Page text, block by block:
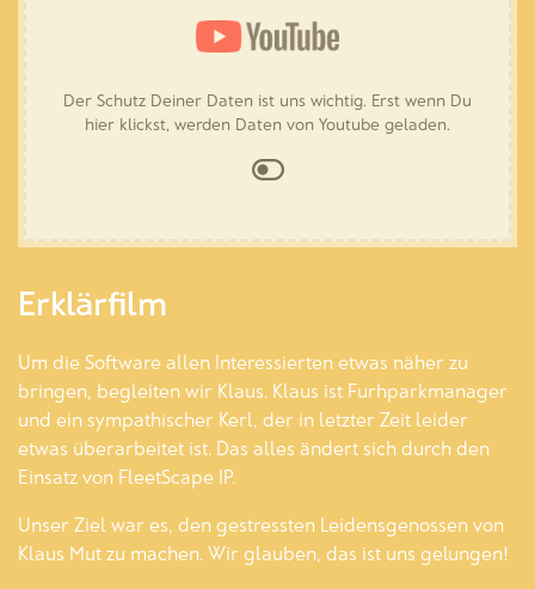
Der Schutz Deiner Daten ist uns wichtig. Erst wenn Du
hier klickst, werden Daten von Youtube geladen.
Erklärfilm
Um die Software allen Interessierten etwas näher zu
bringen, begleiten wir Klaus. Klaus ist Furhparkmanager
und ein sympathischer Kerl, der in letzter Zeit leider
etwas überarbeitet ist. Das alles ändert sich durch den
Einsatz von FleetScape IP.
Unser Ziel war es, den gestressten Leidensgenossen von
Klaus Mut zu machen. Wir glauben, das ist uns gelungen!